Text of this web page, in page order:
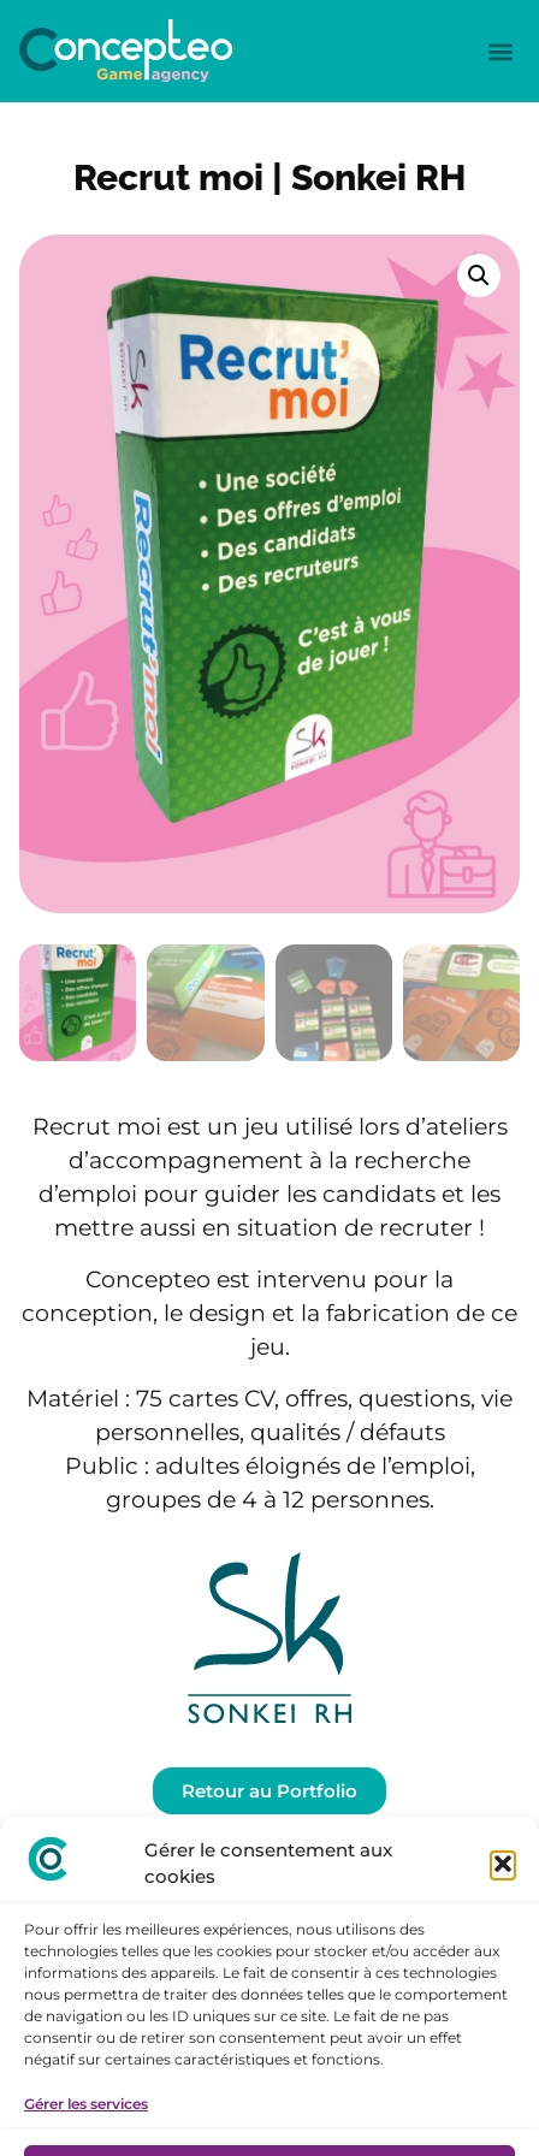
Gérer le consentement aux
cookies
Pour offrir les meilleures expériences, nous utilisons des
technologies telles que les cookies pour stocker et/ou accéder aux
informations des appareils. Le fait de consentir à ces technologies
nous permettra de traiter des données telles que le comportement
de navigation ou les ID uniques sur ce site. Le fait de ne pas
consentir ou de retirer son consentement peut avoir un effet
négatif sur certaines caractéristiques et fonctions.
Gérer les services
Recrut moi | Sonkei RH
Recrut moi est un jeu utilisé lors d’ateliers
d’accompagnement à la recherche
d’emploi pour guider les candidats et les
mettre aussi en situation de recruter !
Concepteo est intervenu pour la
conception, le design et la fabrication de ce
jeu.
Matériel : 75 cartes CV, offres, questions, vie
personnelles, qualités / défauts
Public : adultes éloignés de l’emploi,
groupes de 4 à 12 personnes.
Retour au Portfolio
CONNECTÉS